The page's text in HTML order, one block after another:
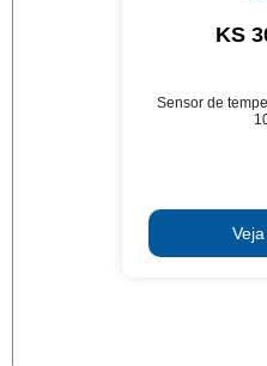
KS
Sensor de